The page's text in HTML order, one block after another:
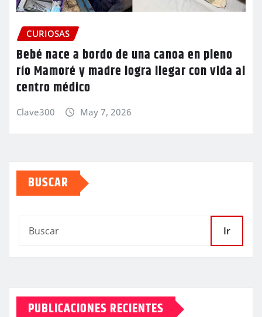
CURIOSAS
Bebé nace a bordo de una canoa en pleno
río Mamoré y madre logra llegar con vida al
centro médico
Clave300 May 7, 2026
BUSCAR
Ir
PUBLICACIONES RECIENTES